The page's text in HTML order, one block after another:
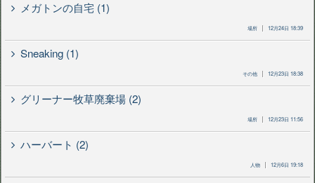
メガトンの自宅 (1)
場所 12月24日 18:39
Sneaking (1)
その他 12月23日 18:38
グリーナー牧草廃棄場 (2)
場所 12月23日 11:56
ハーバート (2)
人物 12月6日 19:18